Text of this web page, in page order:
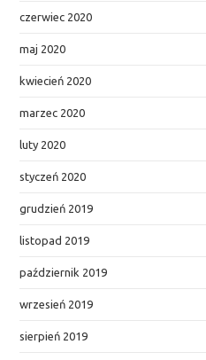
czerwiec 2020
maj 2020
kwiecień 2020
marzec 2020
luty 2020
styczeń 2020
grudzień 2019
listopad 2019
październik 2019
wrzesień 2019
sierpień 2019